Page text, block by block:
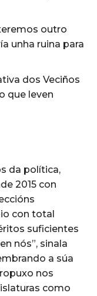
outro
unha ruina para
dos Veciños
que leven
da política,
2015 con
con total
suficientes
nós”, sinala
a súa
nos
como